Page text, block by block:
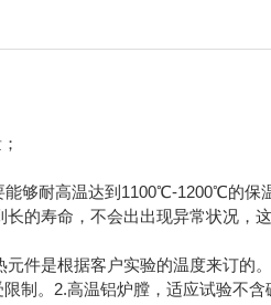
能够耐高温达到1100℃-1200℃的保
的寿命，不会出出现异常状况，
件是根据客户实验的温度来订的。
制。2.高温铝炉膛，适应试验不含